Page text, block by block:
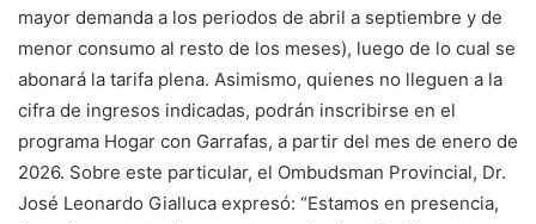
mayor demanda a los periodos de abril a septiembre y de
menor consumo al resto de los meses), luego de lo cual se
abonará la tarifa plena. Asimismo, quienes no lleguen a la
cifra de ingresos indicadas, podrán inscribirse en el
programa Hogar con Garrafas, a partir del mes de enero de
2026. Sobre este particular, el Ombudsman Provincial, Dr.
José Leonardo Gialluca expresó: “Estamos en presencia,